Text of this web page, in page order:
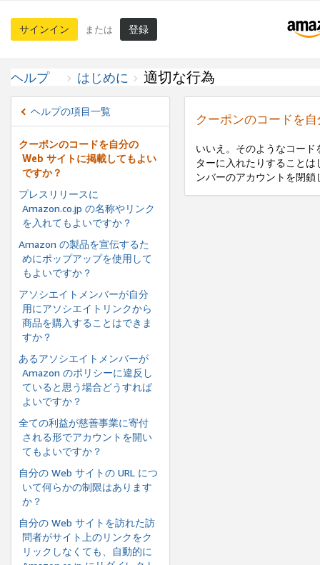
サインイン または 登録
ヘルプ はじめに 適切な行為
ヘルプの項目一覧
クーポンのコードを自分の
Web サイトに掲載してもよい
ですか？
プレスリリースに
Amazon.co.jp の名称やリンク
を入れてもよいですか？
Amazon の製品を宣伝するた
めにポップアップを使用して
もよいですか？
アソシエイトメンバーが自分
用にアソシエイトリンクから
商品を購入することはできま
すか？
あるアソシエイトメンバーが
Amazon のポリシーに違反し
ていると思う場合どうすれば
よいですか？
全ての利益が慈善事業に寄付
される形でアカウントを開い
てもよいですか？
自分の Web サイトの URL につ
いて何らかの制限はあります
か？
自分の Web サイトを訪れた訪
問者がサイト上のリンクをク
リックしなくても、自動的に
クーポンのコードを
いいえ。そのようなコー
ターに入れたりすること
ンバーのアカウントを閉